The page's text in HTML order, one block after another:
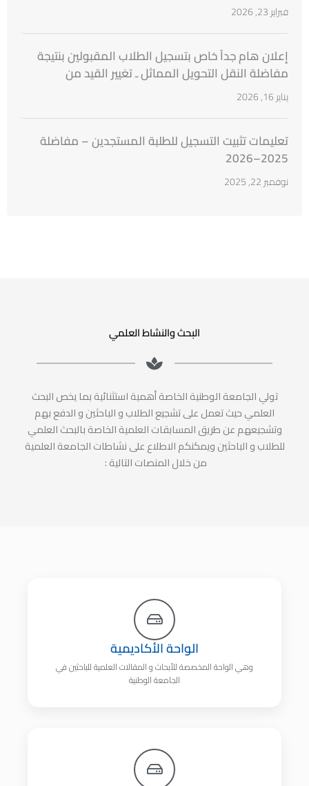
فبراير 23, 2026
إعلان هام جداً خاص بتسجيل الطلاب المقبولين بنتيجة
مفاضلة النقل التحويل المماثل ـ تغيير القيد من
الجامعات السورية
يناير 16, 2026
تعليمات تثبيت التسجيل للطلبة المستجدين – مفاضلة
2025–2026
نوفمبر 22, 2025
البحث والنشاط العلمي
تولي الجامعة الوطنية الخاصة أهمية استثنائية بما يخص البحث
العلمي حيث تعمل على تشجيع الطلاب و الباحثين و الدفع بهم
وتشجيعهم عن طريق المسابقات العلمية الخاصة بالبحث العلمي
للطلاب و الباحثين ويمكنكم الاطلاع على نشاطات الجامعة العلمية
من خلال المنصات التالية :
الواحة الأكاديمية
وهي الواحة المخصصة للأبحاث و المقالات العلمية للباحثين في
الجامعة الوطنية